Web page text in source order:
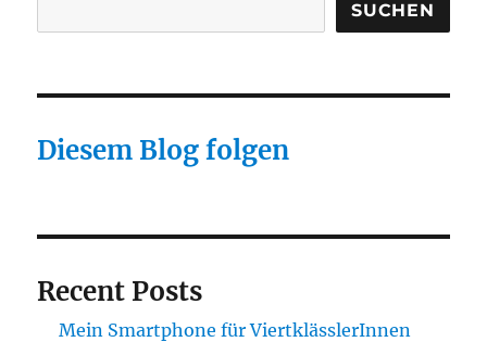
ZDF
nur
SUCHEN
Diesem Blog folgen
Recent Posts
Mein Smartphone für ViertklässlerInnen